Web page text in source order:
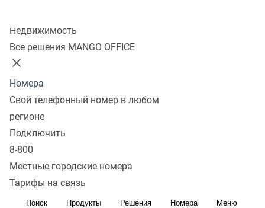
Недвижимость
Все решения MANGO OFFICE
Номера
Свой телефонный номер в любом
регионе
Подключить
8-800
Местные городские номера
Тарифы на связь
Поиск Продукты Решения Номера Меню